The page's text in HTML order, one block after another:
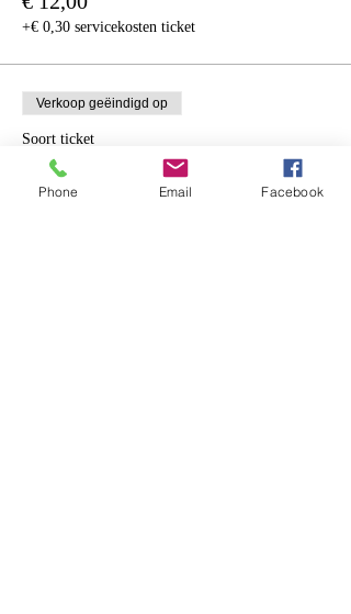
+€ 0,30 servicekosten ticket
Verkoop geëindigd op
Soort ticket
Alletwee | -12 jaar
Phone Email Facebook